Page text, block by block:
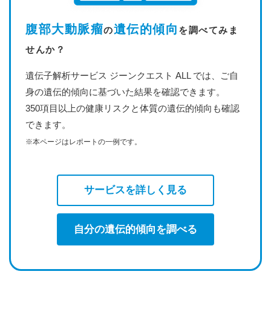
腹部大動脈瘤の遺伝的傾向 を調べてみま
せんか？
遺伝子解析サービス ジーンクエスト ALL では、ご自
身の遺伝的傾向に基づいた結果を確認できます。
350項目以上の健康リスクと体質の遺伝的傾向も確認
できます。
※本ページはレポートの一例です。
サービスを詳しく見る
自分の遺伝的傾向を調べる